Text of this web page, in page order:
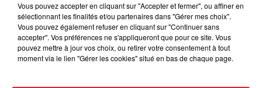
Incendies en Gironde : encore
plusieurs semaines avant
l'extinction...
Vous pouvez accepter en cliquant sur "Accepter et fermer", ou affiner en
sélectionnant les finalités et/ou partenaires dans "Gérer mes choix".
Vous pouvez également refuser en cliquant sur "Continuer sans
accepter". Vos préférences ne s'appliqueront que pour ce site. Vous
pouvez mettre à jour vos choix, ou retirer votre consentement à tout
moment via le lien "Gérer les cookies" situé en bas de chaque page.